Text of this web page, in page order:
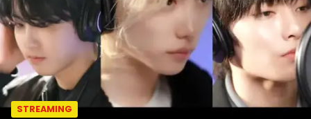
STREAMING